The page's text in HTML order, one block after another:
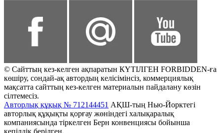
© Сайттың кез-келген ақпаратын КҮТІЛГЕН FORBIDDEN-ға
көшіру, сондай-ақ автордың келісімінсіз, коммерциялық
мақсатта сайттың кез-келген материалын пайдалану көзін
сілтемесіз.
Авторлық құқық № 712144451 АҚШ-тың Нью-Йорктегі
авторлық құқықты қорғау жөніндегі халықаралық
компаниясында тіркелген Берн конвенциясы бойынша